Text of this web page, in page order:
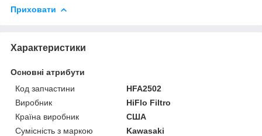
Приховати
Характеристики
Основні атрибути
Код запчастини
HFA2502
Виробник
HiFlo Filtro
Країна виробник
США
Сумісність з маркою
Kawasaki